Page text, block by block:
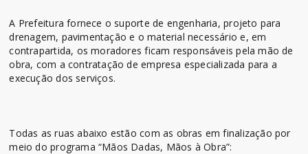
A Prefeitura fornece o suporte de engenharia, projeto para
drenagem, pavimentação e o material necessário e, em
contrapartida, os moradores ficam responsáveis pela mão de
obra, com a contratação de empresa especializada para a
execução dos serviços.
Todas as ruas abaixo estão com as obras em finalização por
meio do programa “Mãos Dadas, Mãos à Obra”: